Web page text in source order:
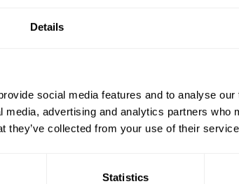
Details
social media features and to analyse
advertising and analytics partners who
they’ve collected from your use of their
Statistics